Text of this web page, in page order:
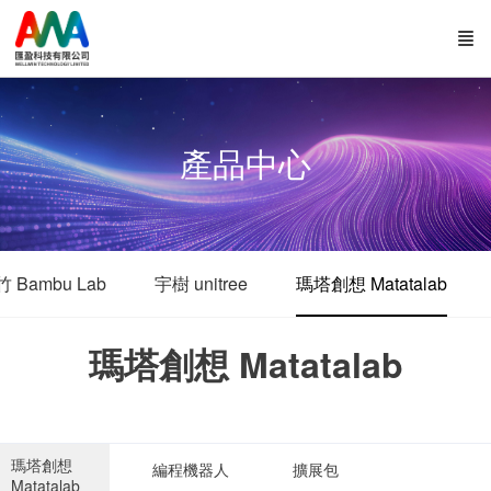
產品中心
Bambu Lab 宇樹 unitree 瑪塔創想 Matatalab
瑪塔創想 Matatalab
瑪塔創想
Matatalab
編程機器人 擴展包